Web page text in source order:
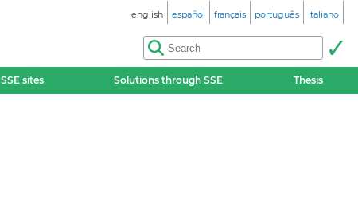
english español français português italiano
SSE sites Solutions through SSE Thesis